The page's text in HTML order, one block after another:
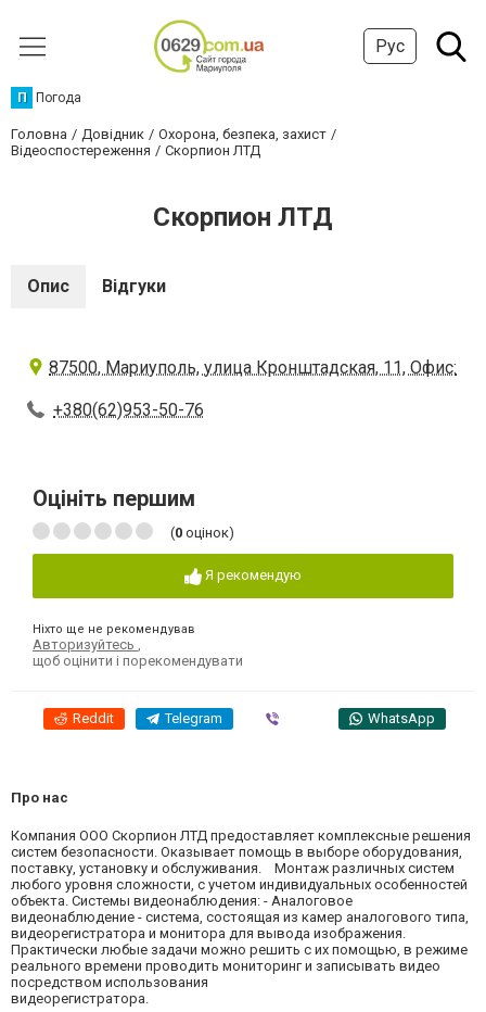
Рус
П Погода
Головна Довідник
Охорона, безпека, захист
Відеоспостереження
Скорпион ЛТД
Скорпион ЛТД
Опис Відгуки
87500, Мариуполь, улица Кронштадская, 11, Офис:
+380(62)953-50-76
Оцініть першим
(0 оцінок)
Я рекомендую
Ніхто ще не рекомендував
Авторизуйтесь
щоб оцінити і порекомендувати
Reddit Telegram WhatsApp
Про нас
Компания ООО Скорпион ЛТД предоставляет комплексные решения
систем безопасности. Оказывает помощь в выборе оборудования,
поставку, установку и обслуживания. Монтаж различных систем
любого уровня сложности, с учетом индивидуальных особенностей
объекта. Системы видеонаблюдения: - Аналоговое
видеонаблюдение - система, состоящая из камер аналогового типа,
видеорегистратора и монитора для вывода изображения.
Практически любые задачи можно решить с их помощью, в режиме
реального времени проводить мониторинг и записывать видео
посредством использования
видеорегистратора.